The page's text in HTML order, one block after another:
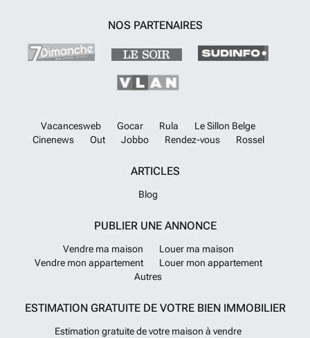
NOS PARTENAIRES
Vacancesweb Gocar Rula
Le Sillon Belge
Cinenews
Out Jobbo Rendez-vous Rossel
ARTICLES
Blog
PUBLIER UNE ANNONCE
Vendre ma maison
Louer ma maison
Vendre mon appartement
Louer mon appartement
Autres
ESTIMATION GRATUITE DE VOTRE BIEN IMMOBILIER
Estimation gratuite de votre maison à vendre